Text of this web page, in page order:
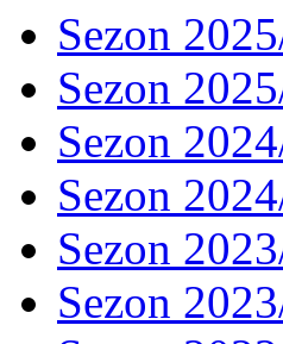
Sezon
Sezon
Sezon
Sezon
Sezon
Sezon